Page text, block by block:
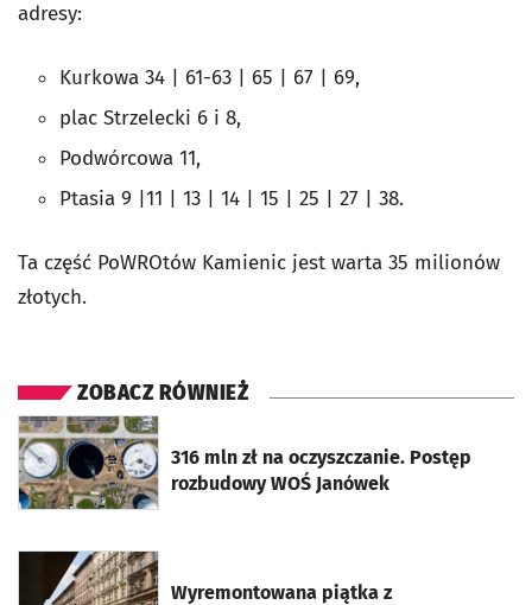
adresy:
Kurkowa 34 | 61-63 | 65 | 67 | 69,
plac Strzelecki 6 i 8,
Podwórcowa 11,
Ptasia 9 |11 | 13 | 14 | 15 | 25 | 27 | 38.
Ta część PoWROtów Kamienic jest warta 35 milionów
złotych.
ZOBACZ RÓWNIEŻ
316 mln zł na oczyszczanie. Postęp
rozbudowy WOŚ Janówek
otworzy się w nowej karcie
Wyremontowana piątka z
otworzy się w nowej karcie